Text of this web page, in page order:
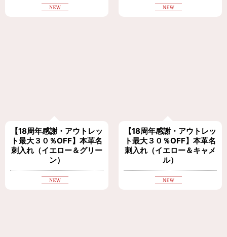
【18周年感謝・アウトレッ
ト最大３０％OFF】本革名
刺入れ（イエロー＆グリー
ン）
【18周年感謝・アウトレッ
ト最大３０％OFF】本革名
刺入れ（イエロー＆キャメ
ル）